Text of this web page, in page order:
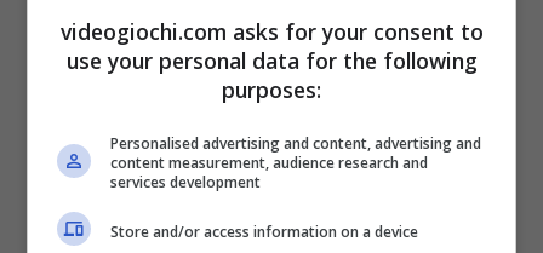
altissima velocitàche permettono di
abbassare immediatamente le temperature
dissipando tutto il calore intrappolato nella
vostra console e che a lungo andare
danneggia e anche in modo critico tutte le
videogiochi.com asks for your consent to
use your personal data for the following
purposes:
Personalised advertising and content, advertising and
content measurement, audience research and
services development
Store and/or access information on a device